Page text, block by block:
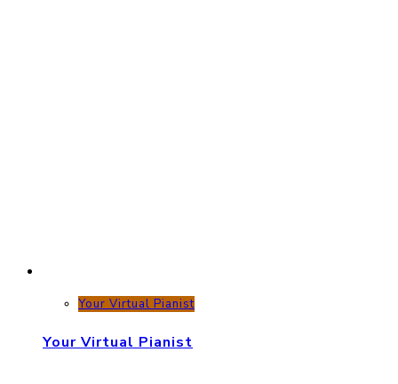
Your Virtual Pianist
Your Virtual Pianist